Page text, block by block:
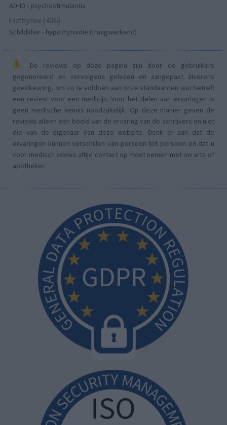
ADHD - psychostimulantia
Euthyrox (436)
Schildklier - hypothyroidie (traagwerkend)
De reviews op deze pagina zijn door de gebruikers
gegenereerd en vervolgens gelezen en aangepast alvorens
goedkeuring, om zo te voldoen aan onze standaarden wat betreft
een review voor een medicijn. Voor het delen van ervaringen is
geen medische kennis noodzakelijk. Op deze manier geven de
reviews alleen een beeld van de ervaring van de schrijvers en niet
die van de eigenaar van deze website. Denk er aan dat de
ervaringen kunnen verschillen van persoon tot persoon en dat u
voor medisch advies altijd contact op moet nemen met uw arts of
apotheker.